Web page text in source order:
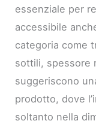
essenziale per
accessibile
categoria come
sottili, spessore
suggeriscono
prodotto, dove
soltanto nella